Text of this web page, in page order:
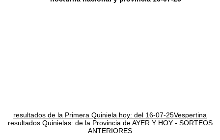
resultados de la Primera Quiniela hoy: del 16-07-25Vespertina
resultados Quinielas: de la Provincia de AYER Y HOY - SORTEOS
ANTERIORES